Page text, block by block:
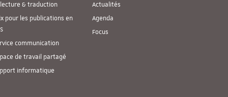
& traduction
pour les publications en
communication
de travail partagé
informatique
Actualités
Agenda
Focus